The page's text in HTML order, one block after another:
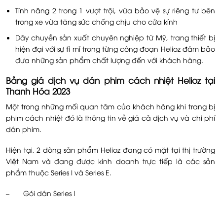
Tính năng 2 trong 1 vượt trội, vừa bảo vệ sự riêng tư bên
trong xe vừa tăng sức chống chịu cho cửa kính
Dây chuyền sản xuất chuyên nghiệp từ Mỹ, trang thiết bị
hiện đại với sự tỉ mỉ trong từng công đoạn Helioz đảm bảo
đưa những sản phẩm chất lượng đến với khách hàng.
Bảng giá dịch vụ dán phim cách nhiệt Helioz tại
Thanh Hóa 2023
Một trong những mối quan tâm của khách hàng khi trang bị
phim cách nhiệt đó là thông tin về giá cả dịch vụ và chi phí
dán phim.
Hiện tại, 2 dòng sản phẩm Helioz đang có mặt tại thị trường
Việt Nam và đang được kinh doanh trực tiếp là các sản
phẩm thuộc Series I và Series E.
– Gói dán Series I